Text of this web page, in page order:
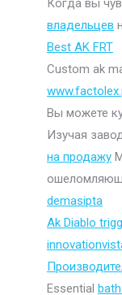
Когда вы
владельцев
Best AK FRT
Custom ak
Вы можете
Изучая
на продажу
demasipta
Ak Diablo
Essential